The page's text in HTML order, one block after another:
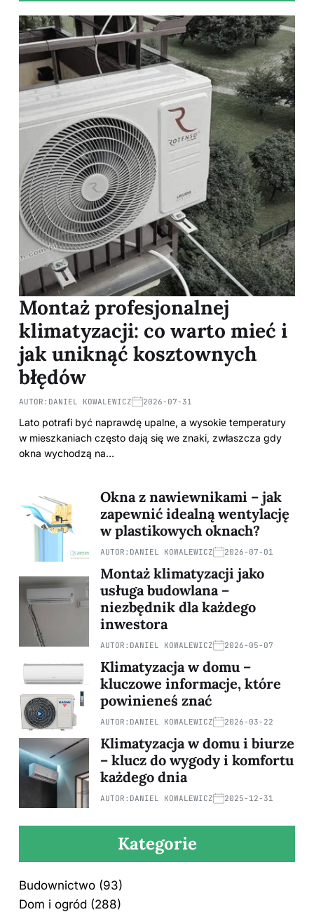
Montaż profesjonalnej
klimatyzacji: co warto mieć i
jak uniknąć kosztownych
błędów
AUTOR: DANIEL KOWALEWICZ 2026-07-31
Lato potrafi być naprawdę upalne, a wysokie temperatury
w mieszkaniach często dają się we znaki, zwłaszcza gdy
okna wychodzą na…
Okna z nawiewnikami – jak
zapewnić idealną wentylację
w plastikowych oknach?
AUTOR: DANIEL KOWALEWICZ 2026-07-01
Montaż klimatyzacji jako
usługa budowlana –
niezbędnik dla każdego
inwestora
AUTOR: DANIEL KOWALEWICZ 2026-05-07
Klimatyzacja w domu –
kluczowe informacje, które
powinieneś znać
AUTOR: DANIEL KOWALEWICZ 2026-03-22
Klimatyzacja w domu i biurze
– klucz do wygody i komfortu
każdego dnia
AUTOR: DANIEL KOWALEWICZ 2025-12-31
Kategorie
Budownictwo (93)
Dom i ogród (288)